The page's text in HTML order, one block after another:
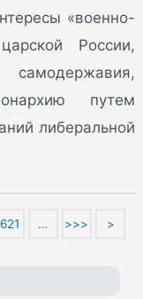
«военно-
России,
путем
либеральной
621 … >>> >